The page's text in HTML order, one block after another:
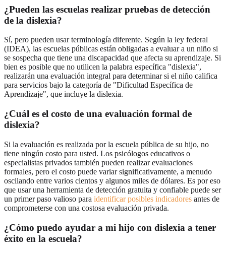
¿Pueden las escuelas realizar pruebas de detección
de la dislexia?
Sí, pero pueden usar terminología diferente. Según la ley federal
(IDEA), las escuelas públicas están obligadas a evaluar a un niño si
se sospecha que tiene una discapacidad que afecta su aprendizaje. Si
bien es posible que no utilicen la palabra específica "dislexia",
realizarán una evaluación integral para determinar si el niño califica
para servicios bajo la categoría de "Dificultad Específica de
Aprendizaje", que incluye la dislexia.
¿Cuál es el costo de una evaluación formal de
dislexia?
Si la evaluación es realizada por la escuela pública de su hijo, no
tiene ningún costo para usted. Los psicólogos educativos o
especialistas privados también pueden realizar evaluaciones
formales, pero el costo puede variar significativamente, a menudo
oscilando entre varios cientos y algunos miles de dólares. Es por eso
que usar una herramienta de detección gratuita y confiable puede ser
un primer paso valioso para identificar posibles indicadores antes de
comprometerse con una costosa evaluación privada.
¿Cómo puedo ayudar a mi hijo con dislexia a tener
éxito en la escuela?